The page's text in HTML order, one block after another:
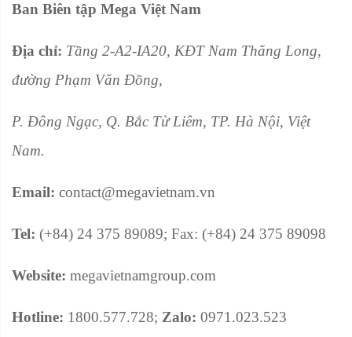
Ban Biên tập Mega Việt Nam
Địa chỉ: Tầng 2-A2-IA20, KĐT Nam Thăng Long,
đường Phạm Văn Đồng,
P. Đông Ngạc, Q. Bắc Từ Liêm, TP. Hà Nội, Việt
Nam.
Email: contact@megavietnam.vn
Tel: (+84) 24 375 89089; Fax: (+84) 24 375 89098
Website: megavietnamgroup.com
Hotline: 1800.577.728; Zalo: 0971.023.523